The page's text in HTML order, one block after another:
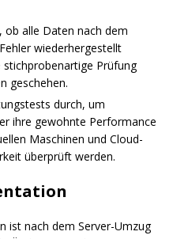
ob alle Daten nach dem
wiederhergestellt
Prüfung
geschehen.
durch, um
ihre gewohnte Performance
Maschinen und Cloud-
überprüft werden.
ist nach dem Server-Umzug